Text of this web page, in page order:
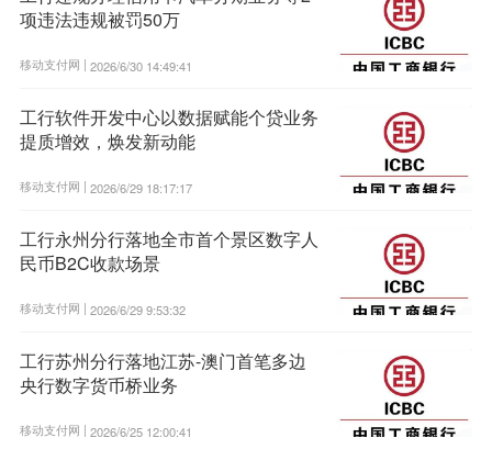
项违法违规被罚50万
移动支付网 | 2026/6/30 14:49:41
工行软件开发中心以数据赋能个贷业务
提质增效，焕发新动能
移动支付网 | 2026/6/29 18:17:17
工行永州分行落地全市首个景区数字人
民币B2C收款场景
移动支付网 | 2026/6/29 9:53:32
工行苏州分行落地江苏-澳门首笔多边
央行数字货币桥业务
移动支付网 | 2026/6/25 12:00:41